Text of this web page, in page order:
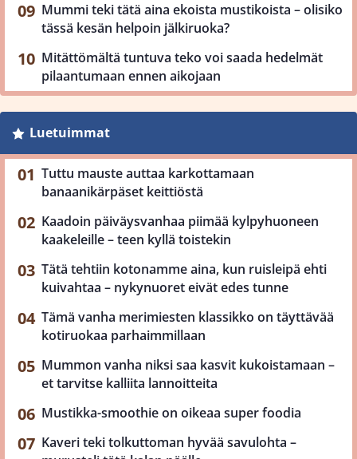
Mummi teki tätä aina ekoista mustikoista – olisiko
tässä kesän helpoin jälkiruoka?
Mitättömältä tuntuva teko voi saada hedelmät
pilaantumaan ennen aikojaan
Luetuimmat
Tuttu mauste auttaa karkottamaan
banaanikärpäset keittiöstä
Kaadoin päiväysvanhaa piimää kylpyhuoneen
kaakeleille – teen kyllä toistekin
Tätä tehtiin kotonamme aina, kun ruisleipä ehti
kuivahtaa – nykynuoret eivät edes tunne
Tämä vanha merimiesten klassikko on täyttävää
kotiruokaa parhaimmillaan
Mummon vanha niksi saa kasvit kukoistamaan –
et tarvitse kalliita lannoitteita
Mustikka-smoothie on oikeaa super foodia
Kaveri teki tolkuttoman hyvää savulohta –